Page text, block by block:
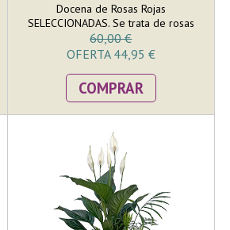
Docena de Rosas Rojas
SELECCIONADAS. Se trata de rosas
roj...
60,00 €
OFERTA 44,95 €
COMPRAR